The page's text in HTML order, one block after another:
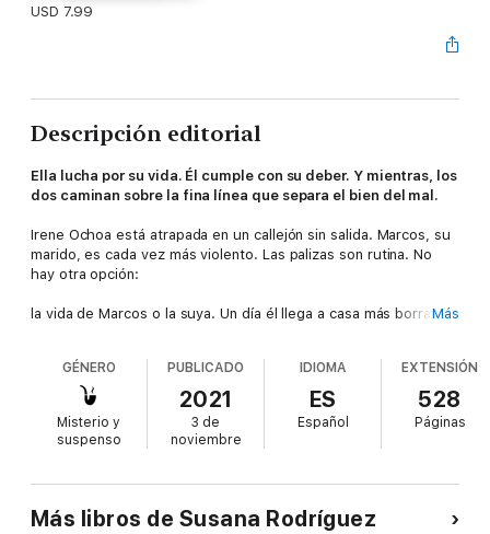
USD 7.99
Descripción editorial
Ella lucha por su vida. Él cumple con su deber. Y mientras, los
dos caminan sobre la fina línea que separa el bien del mal.
Irene Ochoa está atrapada en un callejón sin salida. Marcos, su
marido, es cada vez más violento. Las palizas son rutina. No
hay otra opción:
la vida de Marcos o la suya. Un día él llega a casa más borracho
la vida de Marcos.
Todo ha salido según lo planeado, pero hay algo que Irene no
puede controlar. Apenas ha empezado a disfrutar de su nueva
vida, libre y segura, cuando conoce al hombre que podría
y el peligro.
Más
GÉNERO
Misterio y
suspenso
PUBLICADO
2021
3 de
noviembre
IDIOMA
ES
Español
EXTENSIÓN
528
Páginas
Más libros de Susana Rodríguez